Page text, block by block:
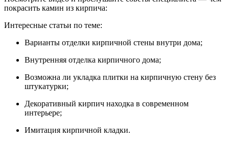
покрасить камин из кирпича:
Интересные статьи по теме:
Варианты отделки кирпичной стены внутри дома;
Внутренняя отделка кирпичного дома;
Возможна ли укладка плитки на кирпичную стену без
штукатурки;
Декоративный кирпич находка в современном
интерьере;
Имитация кирпичной кладки.